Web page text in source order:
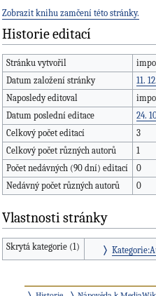
Zobrazit knihu zamčení této stránky.
Historie editací
Stránku vytvořil
Datum založení stránky
11.
Naposledy editoval
Datum poslední editace
24.
Celkový počet editací
3
Celkový počet různých autorů
1
Počet nedávných (90 dní) editací
0
Nedávný počet různých autorů
0
Vlastnosti stránky
Skrytá kategorie (1)